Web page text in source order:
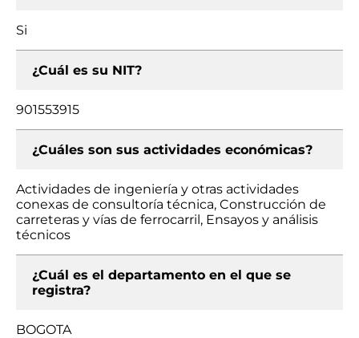
Si
¿Cuál es su NIT?
901553915
¿Cuáles son sus actividades económicas?
Actividades de ingeniería y otras actividades
conexas de consultoría técnica, Construcción de
carreteras y vías de ferrocarril, Ensayos y análisis
técnicos
¿Cuál es el departamento en el que se
registra?
BOGOTA